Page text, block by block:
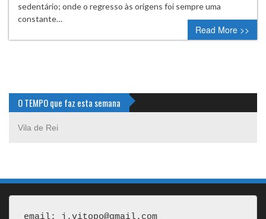
sedentário; onde o regresso às origens foi sempre uma
constante…
Read More >>
O TEMPO que faz esta semana
Vila de Rei